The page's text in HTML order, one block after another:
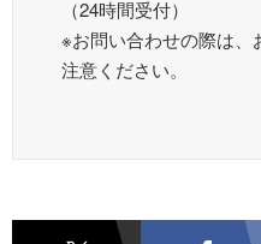
（24時間受付）
※お問い合わせの際は、
注意ください。